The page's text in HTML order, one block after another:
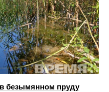
безымянном пруду